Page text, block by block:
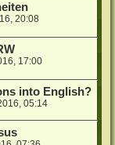
20:08
17:00
into English?
05:14